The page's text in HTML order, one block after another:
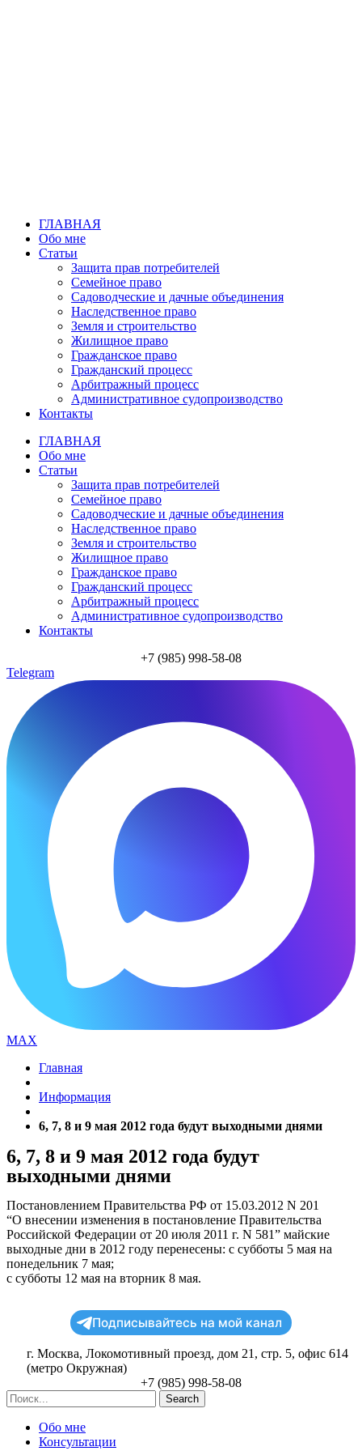
ГЛАВНАЯ
Обо мне
Статьи
Защита прав потребителей
Семейное право
Садоводческие и дачные объединения
Наследственное право
Земля и строительство
Жилищное право
Гражданское право
Гражданский процесс
Арбитражный процесс
Административное судопроизводство
Контакты
ГЛАВНАЯ
Обо мне
Статьи
Защита прав потребителей
Семейное право
Садоводческие и дачные объединения
Наследственное право
Земля и строительство
Жилищное право
Гражданское право
Гражданский процесс
Арбитражный процесс
Административное судопроизводство
Контакты
+7 (985) 998-58-08
Telegram
MAX
Главная
Информация
6, 7, 8 и 9 мая 2012 года будут выходными днями
6, 7, 8 и 9 мая 2012 года будут
выходными днями
Постановлением Правительства РФ от 15.03.2012 N 201
“О внесении изменения в постановление Правительства
Российской Федерации от 20 июля 2011 г. N 581” майские
выходные дни в 2012 году перенесены: с субботы 5 мая на
понедельник 7 мая;
с субботы 12 мая на вторник 8 мая.
Подписывайтесь на мой канал
г. Москва, Локомотивный проезд, дом 21, стр. 5, офис 614
(метро Окружная)
+7 (985) 998-58-08
Search
Обо мне
Консультации